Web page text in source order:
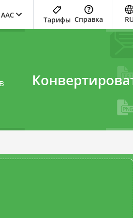
Тарифы Справка